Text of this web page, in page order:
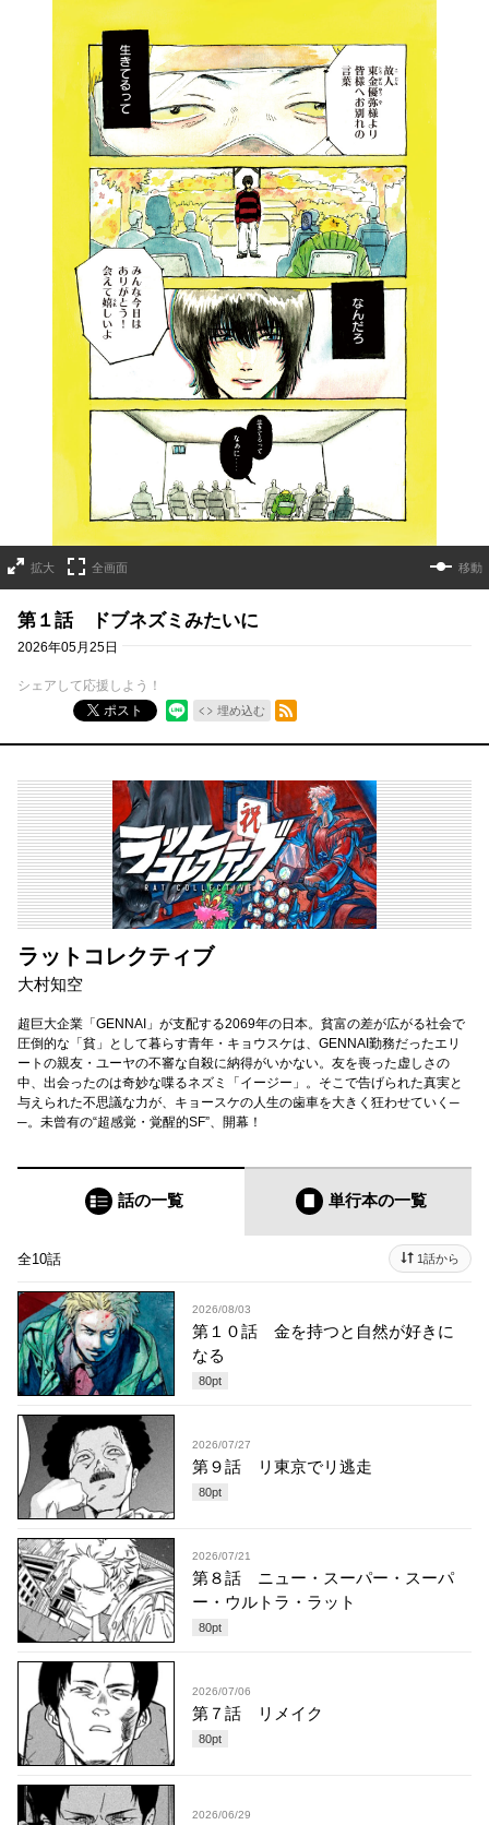
拡大 全画面 移動
第１話 ドブネズミみたいに
2026年05月25日
シェアして応援しよう！
ポスト
埋め込む
RSSフィード
ラットコレクティブ
大村知空
超巨大企業「GENNAI」が支配する2069年の日本。貧富の差が広がる社会で
圧倒的な「貧」として暮らす青年・キョウスケは、GENNAI勤務だったエリ
ートの親友・ユーヤの不審な自殺に納得がいかない。友を喪った虚しさの
中、出会ったのは奇妙な喋るネズミ「イージー」。そこで告げられた真実と
与えられた不思議な力が、キョースケの人生の歯車を大きく狂わせていく─
─。未曾有の“超感覚・覚醒的SF”、開幕！
話の一覧 単行本の一覧
全10話 1話から
2026/08/03
第１０話 金を持つと自然が好きに
なる
80pt
2026/07/27
第９話 リ東京でリ逃走
80pt
2026/07/21
第８話 ニュー・スーパー・スーパ
ー・ウルトラ・ラット
80pt
2026/07/06
第７話 リメイク
80pt
2026/06/29